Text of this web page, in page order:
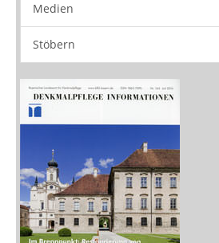
Medien
Stöbern